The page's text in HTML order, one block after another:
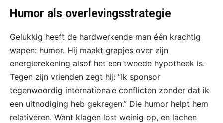
Humor als overlevingsstrategie
Gelukkig heeft de hardwerkende man één krachtig
wapen: humor. Hij maakt grapjes over zijn
energierekening alsof het een tweede hypotheek is.
Tegen zijn vrienden zegt hij: “Ik sponsor
tegenwoordig internationale conflicten zonder dat ik
een uitnodiging heb gekregen.” Die humor helpt hem
relativeren. Want klagen lost weinig op, en lachen